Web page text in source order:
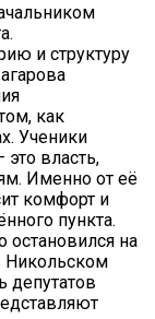
и структуру
как
Ученики
власть,
Именно от её
комфорт и
пункта.
на
Никольском
депутатов